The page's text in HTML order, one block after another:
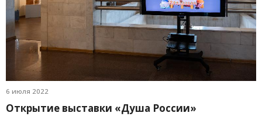
6 июля 2022
Открытие выставки «Душа России»